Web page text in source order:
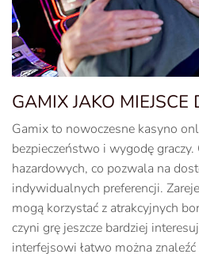
GAMIX JAKO MIEJSCE
Gamix to nowoczesne kasyno
bezpieczeństwo i wygodę
hazardowych, co pozwala na
indywidualnych preferencji.
mogą korzystać z atrakcyjnych
czyni grę jeszcze bardziej
interfejsowi łatwo można